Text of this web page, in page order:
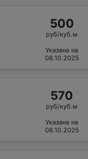
500
руб/куб.м
Указана на
08.10.2025
570
руб/куб.м
Указана на
08.10.2025